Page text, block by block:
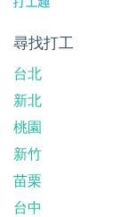
尋找打工
台北
新北
桃園
新竹
苗栗
台中